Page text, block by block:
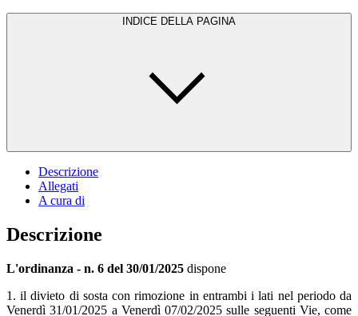
INDICE DELLA PAGINA
Descrizione
Allegati
A cura di
Descrizione
L'ordinanza - n. 6 del 30/01/2025 dispone
1. il divieto di sosta con rimozione in entrambi i lati nel periodo da
Venerdì 31/01/2025 a Venerdì 07/02/2025 sulle seguenti Vie, come